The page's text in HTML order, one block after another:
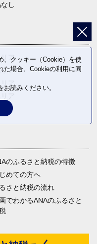
し
ア
ア
ア
のふるさと納税の特徴
めての方へ
さと納税の流れ
でわかるANAのふるさと
、クッキー（Cookie）を使
た場合、Cookieの利用に同
お読みください。